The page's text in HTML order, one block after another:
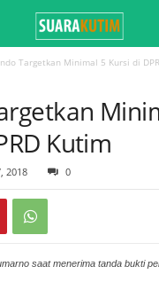
Targetkan Minimal 5 Kursi di
Kutim
2018 0
saat menerima tanda bukti